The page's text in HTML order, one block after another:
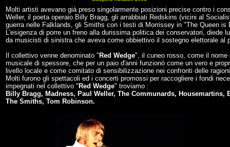
Molti artisti avevano già preso singolarmente posizioni precise contro i
Weller, il poeta operaio Billy Bragg, gli arrabbiati Redskins (vicini al
guerra nelle Falklands, gli Smiths con i testi di Morrissey in "The Queen is
L'esigenza di porre un freno alla durissima politica dei conservatori, diede
da musicisti di sinistra che aveva come obbiettivo il sostegno elettorale al
Il collettivo venne denominato " Red Wedge", il cuneo rosso, come il nome
musicale di spessore, che per un paio d'anni funzionò come un vero e
livello locale e come comitato di sensibilizzazione nei confronti delle
Molti furono gli spettacoli ed i concerti promossi per raccogliere i fondi
impegnati nel collettivo " Red Wedge" troviamo :
Billy Bragg, Madness, Paul Weller, The Communards,
The Smiths, Tom Robinson.